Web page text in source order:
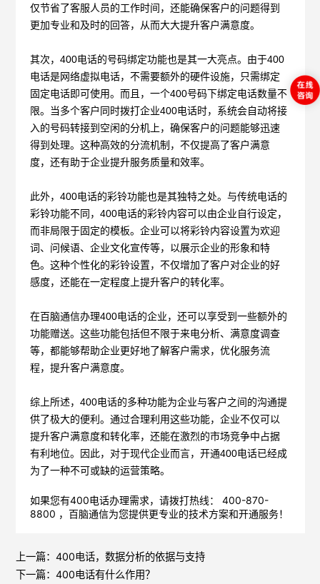
仅节省了客服人员的工作时间，还能确保客户的问题得到
更加专业和及时的回答，从而大大提升客户满意度。
其次，400电话的号码绑定功能也是其一大亮点。由于400
电话是网络虚拟电话，不需要额外的硬件设施，只需绑定
固定电话即可使用。而且，一个400号码下绑定电话数量不
限。当多个客户同时拨打企业400电话时，系统会自动将接
入的号码转接到空闲的分机上，确保客户的问题能够迅速
得到处理。这种高效的分流机制，不仅提高了客户满意
度，还有助于企业提升服务质量和效率。
此外，400电话的彩铃功能也是其独特之处。与传统电话的
彩铃功能不同，400电话的彩铃内容可以由企业自行设定，
而非局限于固定的模板。企业可以将彩铃内容设置为欢迎
词、问候语、企业文化宣传等，以展示企业的形象和特
色。这种个性化的彩铃设置，不仅增加了客户对企业的好
感度，还能在一定程度上提升客户的转化率。
在百脑通信办理400电话的企业，还可以享受到一些额外的
功能赠送。这些功能包括但不限于来电分析、满意度调查
等，都能够帮助企业更好地了解客户需求，优化服务流
程，提升客户满意度。
综上所述，400电话的多种功能为企业与客户之间的沟通提
供了极大的便利。通过合理利用这些功能，企业不仅可以
提升客户满意度和转化率，还能在激烈的市场竞争中占据
有利地位。因此，对于现代企业而言，开通400电话已经成
为了一种不可或缺的运营策略。
如果您有400电话办理需求，请拨打热线： 400-870-
8800 ，百脑通信为您提供更专业的技术方案和开通服务！
上一篇： 400电话，数据分析的依据与支持
下一篇： 400电话有什么作用？